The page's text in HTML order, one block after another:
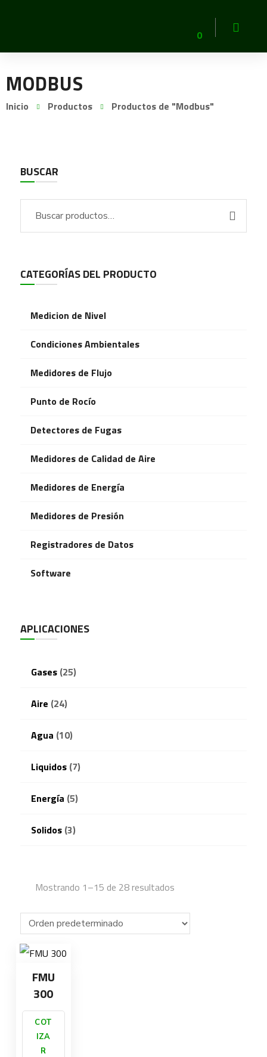
0
MODBUS
Inicio Productos Productos de "Modbus"
BUSCAR
CATEGORÍAS DEL PRODUCTO
Medicion de Nivel
Condiciones Ambientales
Medidores de Flujo
Punto de Rocío
Detectores de Fugas
Medidores de Calidad de Aire
Medidores de Energía
Medidores de Presión
Registradores de Datos
Software
APLICACIONES
Gases(25)
Aire (24)
Agua (10)
Liquidos(7)
Energía (5)
Solidos(3)
Mostrando 1–15 de 28 resultados
FMU
300
COT
IZA
R